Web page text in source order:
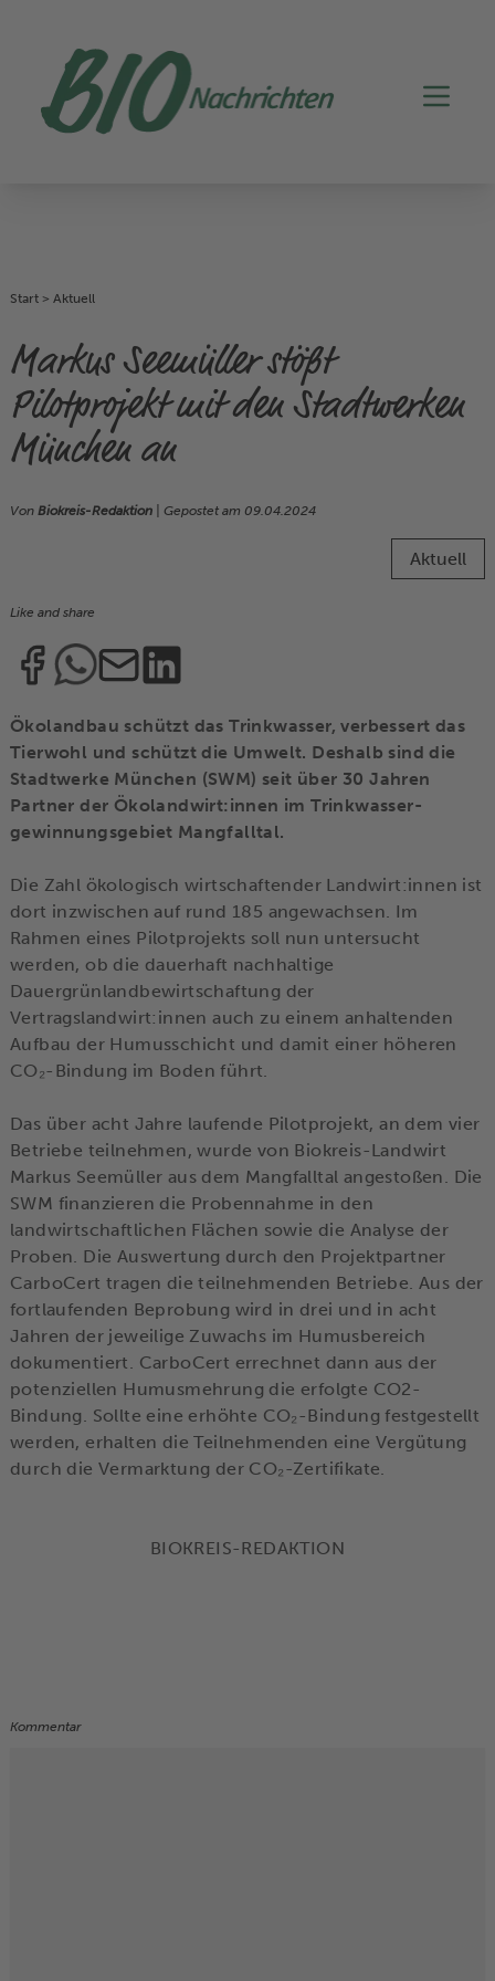
Start > Aktuell
Markus Seemüller stößt
Pilotprojekt mit den Stadtwerken
München an
Von Biokreis-Redaktion| Gepostet am 09.04.2024
Aktuell
Like and share
Ökolandbau schützt das Trinkwasser, verbessert das
Tierwohl und schützt die Umwelt. Deshalb sind die
Stadtwerke München (SWM) seit über 30 Jahren
Partner der Ökolandwirt:innen im Trinkwasser-
gewinnungsgebiet Mangfalltal.
Die Zahl ökologisch wirtschaftender Landwirt:innen ist
dort inzwischen auf rund 185 angewachsen. Im
Rahmen eines Pilotprojekts soll nun untersucht
werden, ob die dauerhaft nachhaltige
Dauergrünlandbewirtschaftung der
Vertragslandwirt:innen auch zu einem anhaltenden
Aufbau der Humusschicht und damit einer höheren
CO₂-Bindung im Boden führt.
Das über acht Jahre laufende Pilotprojekt, an dem vier
Betriebe teilnehmen, wurde von Biokreis-Landwirt
Markus Seemüller aus dem Mangfalltal angestoßen. Die
SWM finanzieren die Probennahme in den
landwirtschaftlichen Flächen sowie die Analyse der
Proben. Die Auswertung durch den Projektpartner
CarboCert tragen die teilnehmenden Betriebe. Aus der
fortlaufenden Beprobung wird in drei und in acht
Jahren der jeweilige Zuwachs im Humusbereich
dokumentiert. CarboCert errechnet dann aus der
potenziellen Humusmehrung die erfolgte CO2-
Bindung. Sollte eine erhöhte CO₂-Bindung festgestellt
werden, erhalten die Teilnehmenden eine Vergütung
durch die Vermarktung der CO₂-Zertifikate.
BIOKREIS-REDAKTION
Kommentar